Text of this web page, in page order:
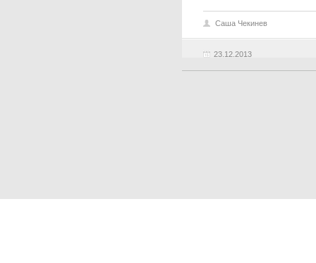
23.12.2013
Саша Чекинев